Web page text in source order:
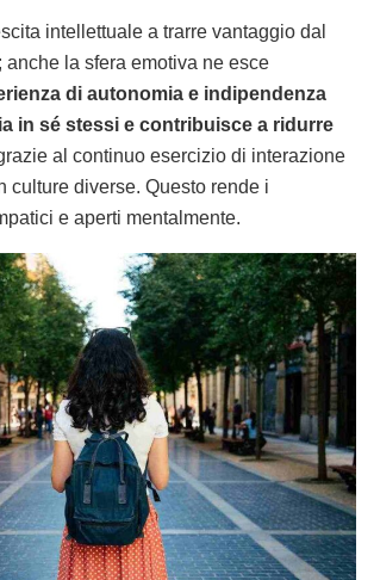
intellettuale a trarre vantaggio dal
la sfera emotiva ne esce
di autonomia e indipendenza
in sé stessi e contribuisce a ridurre
al continuo esercizio di interazione
culture diverse. Questo rende i
e aperti mentalmente.